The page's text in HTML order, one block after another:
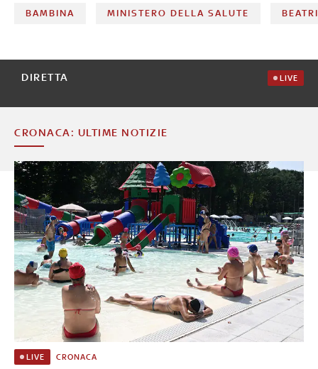
BAMBINA MINISTERO DELLA SALUTE
DIRETTA LIVE
CRONACA: ULTIME NOTIZIE
LIVE CRONACA